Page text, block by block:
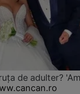
de adulter?